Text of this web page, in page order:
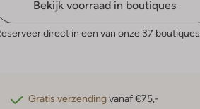
Bekijk voorraad in boutiques
direct in een van onze 37 boutiques
Gratis verzendingvanaf €75,-